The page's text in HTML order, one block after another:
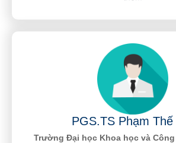
PGS.TS Phạm Thế
Trường Đại học Khoa học và Công